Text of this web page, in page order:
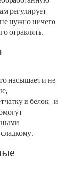
регулирует
нужно ничего
отравлять.
насыщает и не
и белок - и